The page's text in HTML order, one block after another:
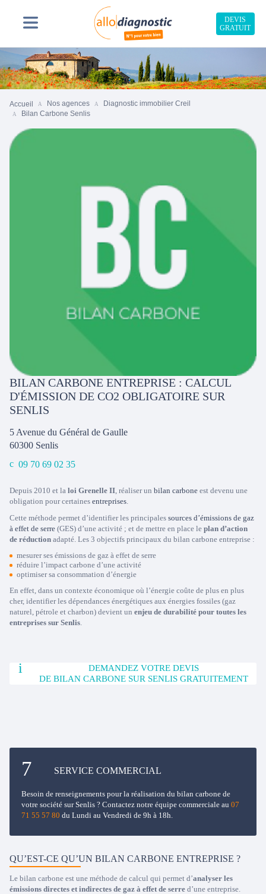
DEVIS
GRATUIT
Accueil Nos agences
Diagnostic immobilier Creil
Bilan Carbone Senlis
BILAN CARBONE ENTREPRISE : CALCUL
D'ÉMISSION DE CO2 OBLIGATOIRE SUR
SENLIS
5 Avenue du Général de Gaulle
60300 Senlis
09 70 69 02 35
Depuis 2010 et la loi Grenelle II, réaliser un bilan carbone est devenu une
obligation pour certaines entreprises.
Cette méthode permet d’identifier les principales sources d’émissions de gaz
à effet de serre (GES) d’une activité ; et de mettre en place le plan d’action
de réduction adapté. Les 3 objectifs principaux du bilan carbone entreprise :
mesurer ses émissions de gaz à effet de serre
réduire l’impact carbone d’une activité
optimiser sa consommation d’énergie
En effet, dans un contexte économique où l’énergie coûte de plus en plus
cher, identifier les dépendances énergétiques aux énergies fossiles (gaz
naturel, pétrole et charbon) devient un enjeu de durabilité pour toutes les
entreprises sur Senlis.
DEMANDEZ VOTRE DEVIS
DE BILAN CARBONE SUR SENLIS GRATUITEMENT
SERVICE COMMERCIAL
Besoin de renseignements pour la réalisation du bilan carbone de
votre société sur Senlis ? Contactez notre équipe commerciale au 07
71 55 57 80 du Lundi au Vendredi de 9h à 18h.
QU’EST-CE QU’UN BILAN CARBONE ENTREPRISE ?
Le bilan carbone est une méthode de calcul qui permet d’analyser les
émissions directes et indirectes de gaz à effet de serre d’une entreprise.